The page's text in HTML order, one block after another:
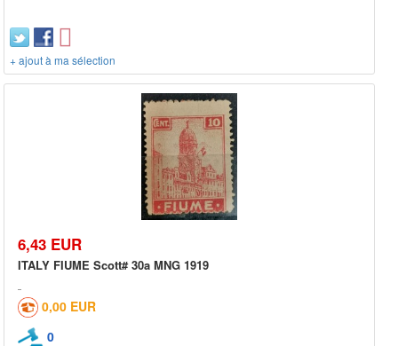
+ ajout à ma sélection
6,43 EUR
ITALY FIUME Scott# 30a MNG 1919
0,00 EUR
0